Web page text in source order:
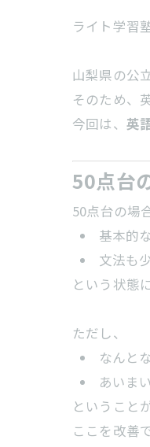
ライト学習
山梨県の公
そのため、
今回は、 英
50点台
50点台の場
基本的
文法も
という状態
ただし、
なんと
あいま
ということ
ここを改善